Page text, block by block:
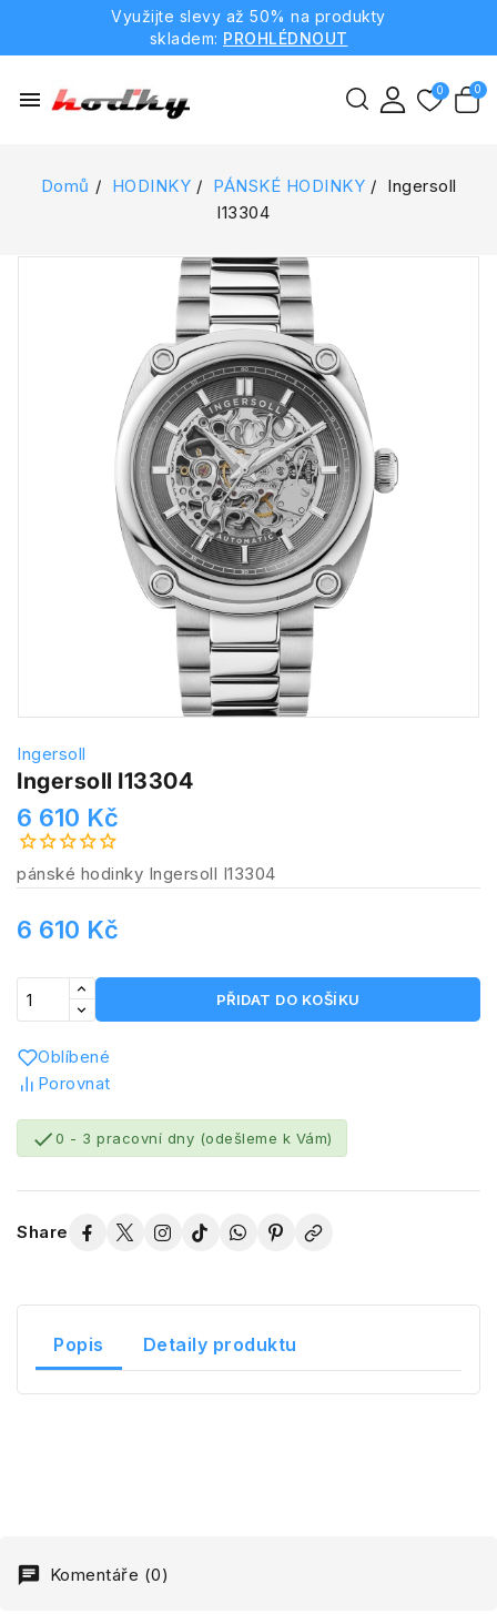
Využijte slevy až 50% na produkty
skladem: PROHLÉDNOUT
menu
Domů HODINKY PÁNSKÉ HODINKY
Ingersoll
I13304
Ingersoll
Ingersoll I13304
6 610 Kč
pánské hodinky Ingersoll I13304
6 610 Kč
PŘIDAT DO KOŠÍKU
Oblíbené
Porovnat
0 - 3 pracovní dny (odešleme k Vám)
Share
Popis Detaily produktu
Komentáře (0)